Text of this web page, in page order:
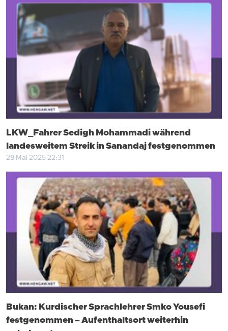
LKW_Fahrer Sedigh Mohammadi während
landesweitem Streik in Sanandaj festgenommen
28 Mai 2025 22:31
Bukan: Kurdischer Sprachlehrer Smko Yousefi
festgenommen – Aufenthaltsort weiterhin